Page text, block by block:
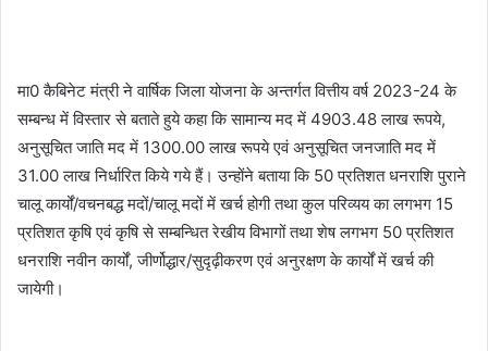
मा0 कैबिनेट मंत्री ने वार्षिक जिला योजना के अन्तर्गत वित्तीय वर्ष 2023-24 के
सम्बन्ध में विस्तार से बताते हुये कहा कि सामान्य मद में 4903.48 लाख रूपये,
अनुसूचित जाति मद में 1300.00 लाख रूपये एवं अनुसूचित जनजाति मद में
31.00 लाख निर्धारित किये गये हैं। उन्होंने बताया कि 50 प्रतिशत धनराशि पुराने
चालू कार्यों/वचनबद्ध मदों/चालू मदों में खर्च होगी तथा कुल परिव्यय का लगभग 15
प्रतिशत कृषि एवं कृषि से सम्बन्धित रेखीय विभागों तथा शेष लगभग 50 प्रतिशत
धनराशि नवीन कार्यों, जीर्णोद्धार/सुदृढ़ीकरण एवं अनुरक्षण के कार्यों में खर्च की
जायेगी।